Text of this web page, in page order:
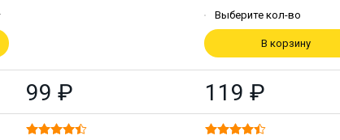
Выберите кол-во
В корзину
99 ₽ 119 ₽